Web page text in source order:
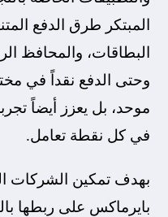
المبتكر طرق الدفع
البطاقات، والمحافظ
وحتى الدفع نقداً في
موحد، بل يعزز أيضاً
في كل نقطة تعامل.
بهدف تمكين الشركات
بايرماكس على ربطها